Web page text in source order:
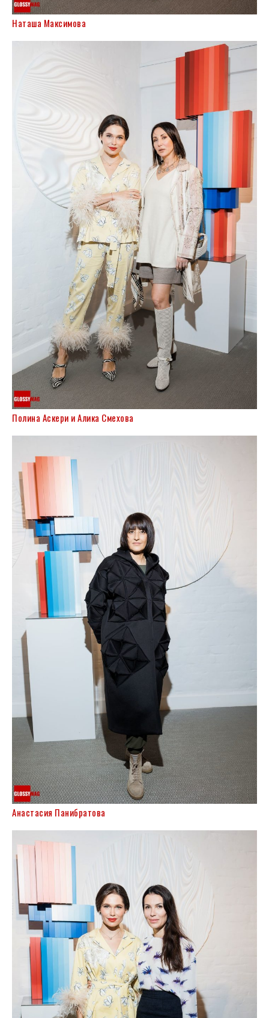
Наташа Максимова
Полина Аскери и Алика Смехова
Анастасия Панибратова